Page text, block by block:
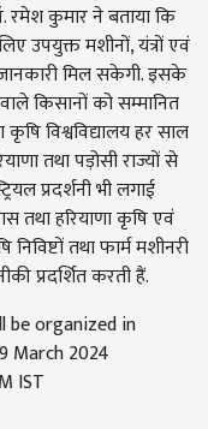
रमेश कुमार ने बताया कि
उपयुक्त मशीनों, यंत्रों एवं
मिल सकेगी. इसके
किसानों को सम्मानित
विश्वविद्यालय हर साल
तथा पड़ोसी राज्यों से
प्रदर्शनी भी लगाई
तथा हरियाणा कृषि एवं
तथा फार्म मशीनरी
प्रदर्शित करती हैं.
organized in
March 2024
IST